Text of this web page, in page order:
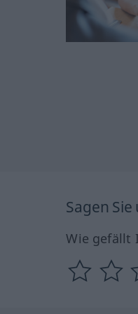
Sagen
Wie gefällt